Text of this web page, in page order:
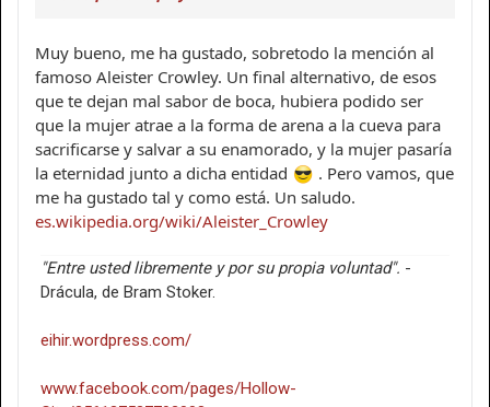
Muy bueno, me ha gustado, sobretodo la mención al
famoso Aleister Crowley. Un final alternativo, de esos
que te dejan mal sabor de boca, hubiera podido ser
que la mujer atrae a la forma de arena a la cueva para
sacrificarse y salvar a su enamorado, y la mujer pasaría
la eternidad junto a dicha entidad
. Pero vamos, que
me ha gustado tal y como está. Un saludo.
es.wikipedia.org/wiki/Aleister_Crowley
"Entre usted libremente y por su propia voluntad". -
Drácula, de Bram Stoker.
eihir.wordpress.com/
www.facebook.com/pages/Hollow-